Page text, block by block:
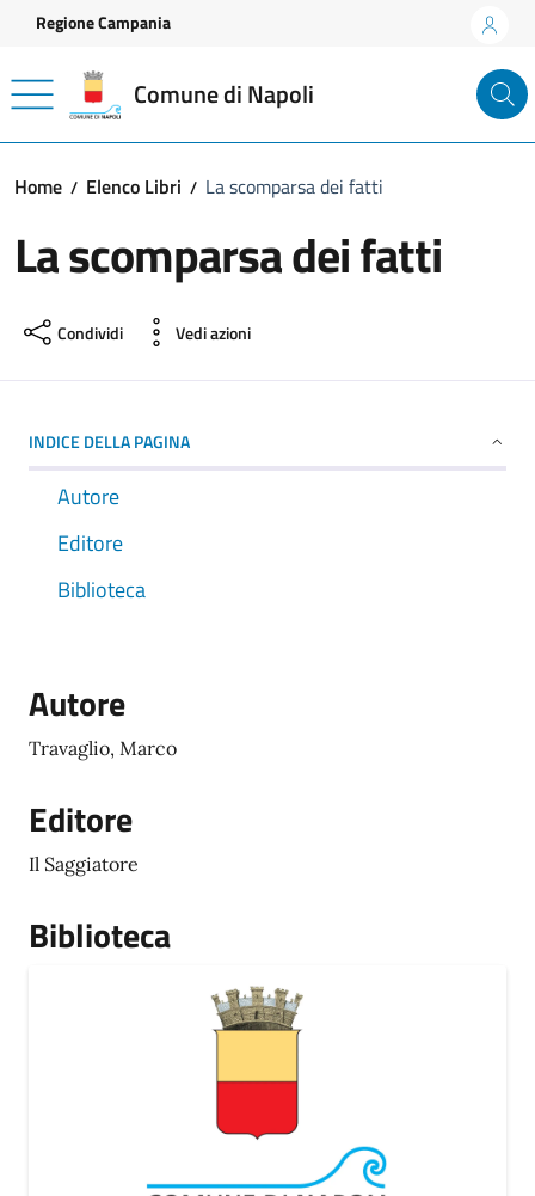
Vai ai contenuti
Vai al footer
Regione Campania
Comune di Napoli
Home Elenco Libri La scomparsa dei fatti
La scomparsa dei fatti
Condividi Vedi azioni
INDICE DELLA PAGINA
Autore
Editore
Biblioteca
Autore
Travaglio, Marco
Editore
Il Saggiatore
Biblioteca